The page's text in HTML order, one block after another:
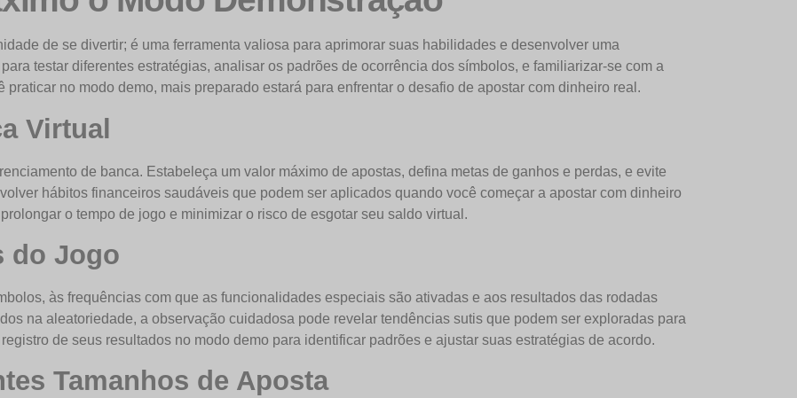
de se divertir; é uma ferramenta valiosa para aprimorar suas habilidades e desenvolver uma
testar diferentes estratégias, analisar os padrões de ocorrência dos símbolos, e familiarizar-se com a
no modo demo, mais preparado estará para enfrentar o desafio de apostar com dinheiro real.
Virtual
de banca. Estabeleça um valor máximo de apostas, defina metas de ganhos e perdas, e evite
hábitos financeiros saudáveis que podem ser aplicados quando você começar a apostar com dinheiro
o tempo de jogo e minimizar o risco de esgotar seu saldo virtual.
do Jogo
às frequências com que as funcionalidades especiais são ativadas e aos resultados das rodadas
na aleatoriedade, a observação cuidadosa pode revelar tendências sutis que podem ser exploradas para
de seus resultados no modo demo para identificar padrões e ajustar suas estratégias de acordo.
Tamanhos de Aposta